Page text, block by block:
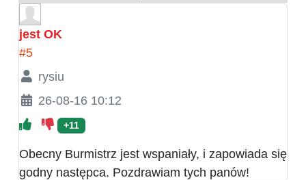
jest OK
#5
rysiu
26-08-16 10:12
+11
Obecny Burmistrz jest wspaniały, i zapowiada się
godny następca. Pozdrawiam tych panów!